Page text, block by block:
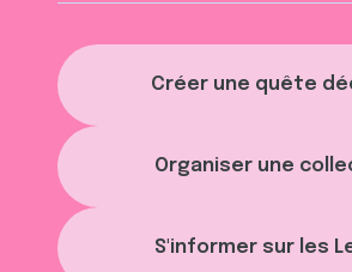
Créer une quête
Organiser une
S'informer sur les